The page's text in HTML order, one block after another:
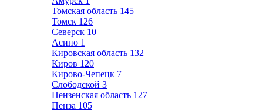
Томская область 145
Томск 126
Северск 10
Асино 1
Кировская область 132
Киров 120
Кирово-Чепецк 7
Слободской 3
Пензенская область 127
Пенза 105